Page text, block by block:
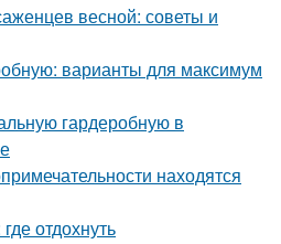
весной: советы и
варианты для максимум
гардеробную в
находятся
отдохнуть